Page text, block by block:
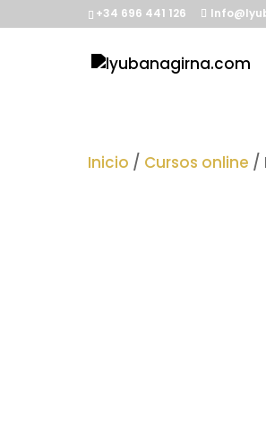
+34 696 441 126
Inicio / Cursos online /